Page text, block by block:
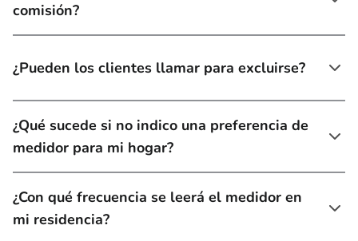
comisión?
¿Pueden los clientes llamar para excluirse?
¿Qué sucede si no indico una preferencia de
medidor para mi hogar?
¿Con qué frecuencia se leerá el medidor en
mi residencia?